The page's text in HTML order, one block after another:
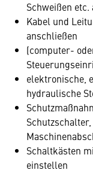
Schweißen
Kabel und
anschließen
(computer-
elektronische,
hydraulische
Schaltkästen
einstellen